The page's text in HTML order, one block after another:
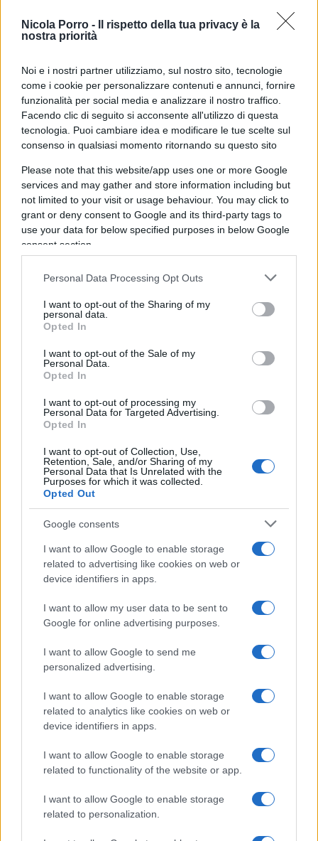
Nicola Porro -
Il rispetto della tua privacy è la
nostra priorità
Noi e i nostri partner utilizziamo, sul nostro sito, tecnologie
come i cookie per personalizzare contenuti e annunci, fornire
funzionalità per social media e analizzare il nostro traffico.
Facendo clic di seguito si acconsente all'utilizzo di questa
tecnologia. Puoi cambiare idea e modificare le tue scelte sul
consenso in qualsiasi momento ritornando su questo sito
Please note that this website/app uses one or more Google
services and may gather and store information including but
not limited to your visit or usage behaviour. You may click to
grant or deny consent to Google and its third-party tags to
use your data for below specified purposes in below Google
consent section.
Personal Data Processing Opt Outs
I want to opt-out of the Sharing of my
personal data.
Opted In
I want to opt-out of the Sale of my
Personal Data.
Opted In
I want to opt-out of processing my
Personal Data for Targeted Advertising.
Opted In
I want to opt-out of Collection, Use,
Retention, Sale, and/or Sharing of my
Personal Data that Is Unrelated with the
Purposes for which it was collected.
Opted Out
Google consents
I want to allow Google to enable storage
related to advertising like cookies on web or
device identifiers in apps.
I want to allow my user data to be sent to
Google for online advertising purposes.
I want to allow Google to send me
personalized advertising.
I want to allow Google to enable storage
related to analytics like cookies on web or
device identifiers in apps.
I want to allow Google to enable storage
related to functionality of the website or app.
I want to allow Google to enable storage
related to personalization.
La vicenda, prontamente denunciata da Larina
attraverso isocial media, ha rapidamente
catturato l’attenzione pubblica, sollevando
questioni sulla legittimità e sull’etica di tali
comportamenti escludenti. La reazione non si è
Aeroporti di Roma(Adr), sebbene abbia
dichiarato di non essere direttamente
responsabile per le dinamiche del negozio duty
free, ha manifestato solidarietà verso Larina,
criticando apertamente l’accaduto e ribadendo
che tali azioninon rispecchiano i valori di
accoglienza e inclusività
qualsiasi direttiva ministeriale che imponga
restrizioni sulla vendita di beni a individui in base
alla loro nazionalità. “Gentile Anna – si legge –
siamo costernati e ci rammarichiamo per quanto
le è capitato in occasione della sua permanenza
all’aeroporto diFiumicino. Il comportamento
descritto è assolutamente non in linea con gli
standard applicati dai partner commerciali di
Aeroporti di Roma. Per quanto possa occorrere,
norma che vieti la vendita di generi alimentari o di
beni di qualsiasi tipo a persone con cittadinanza
di determinati Paesi”.
In parallelo, il gruppoAelia Duty Free Italia
espresso le sue scuse a Larina, descrivendo
l’incidente come un caso isolato e assicurando
l’introduzione di misure correttive interne per
prevenire il ripetersi di situazioni simili in futuro.